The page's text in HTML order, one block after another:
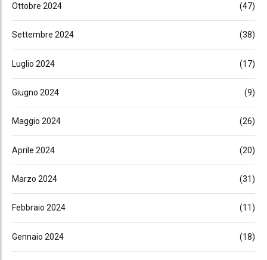
Ottobre 2024 (47)
Settembre 2024 (38)
Luglio 2024 (17)
Giugno 2024 (9)
Maggio 2024 (26)
Aprile 2024 (20)
Marzo 2024 (31)
Febbraio 2024 (11)
Gennaio 2024 (18)